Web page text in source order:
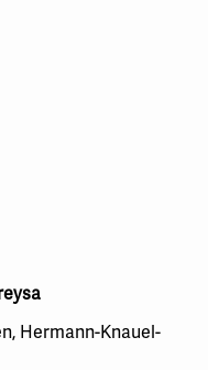
Hermann-Knauel-